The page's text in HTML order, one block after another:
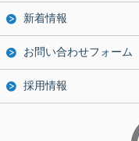
新着情報
お問い合わせフォーム
採用情報